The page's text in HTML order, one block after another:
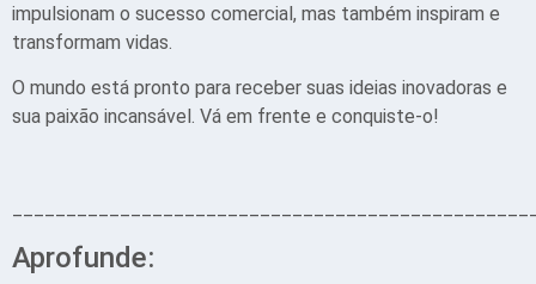
impulsionam o sucesso comercial, mas também inspiram e
transformam vidas.
O mundo está pronto para receber suas ideias inovadoras e
sua paixão incansável. Vá em frente e conquiste-o!
Aprofunde: